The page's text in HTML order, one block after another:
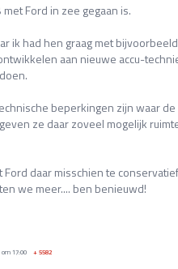
Ford in zee gegaan is.
ik had hen graag met bijvoorbeeld
aan nieuwe accu-
beperkingen zijn waar
ze daar zoveel mogelijk
daar misschien te
we meer.... ben benieuwd!
17:00 +5582